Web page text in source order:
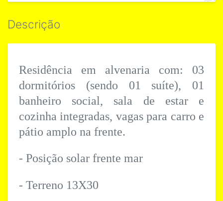
Descrição
Residência em alvenaria com: 03
dormitórios (sendo 01 suíte), 01
banheiro social, sala de estar e
cozinha integradas, vagas para carro e
pátio amplo na frente.
- Posição solar frente mar
- ⁠Terreno 13X30